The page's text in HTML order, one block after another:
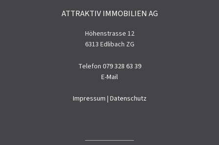
ATTRAKTIV IMMOBILIEN AG
Höhenstrasse 12
6313 Edlibach ZG
Telefon 079 328 63 39
E-Mail
Impressum | Datenschutz